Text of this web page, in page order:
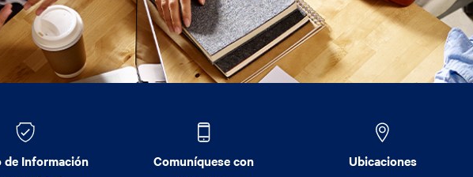
de Información
Comuníquese con
Ubicaciones